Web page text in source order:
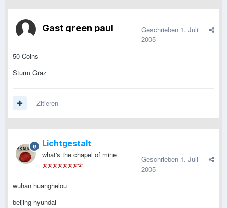
Gast green paul Geschrieben 1. Juli
2005
50 Coins
Sturm Graz
Zitieren
Lichtgestalt
what's the chapel of mine Geschrieben 1. Juli
2005
wuhan huanghelou
beijing hyundai